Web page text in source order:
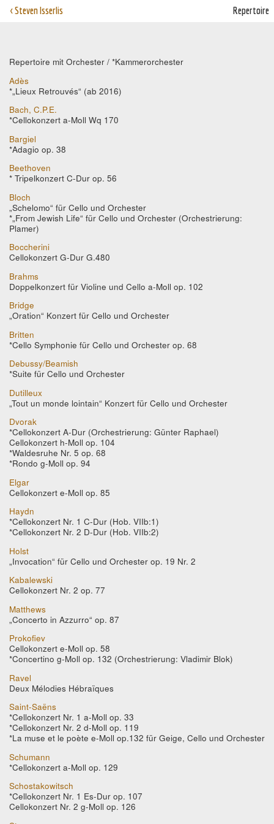
< Steven Isserlis Repertoire
Repertoire mit Orchester / *Kammerorchester
Adès
*„Lieux Retrouvés“ (ab 2016)
Bach, C.P.E.
*Cellokonzert a-Moll Wq 170
Bargiel
*Adagio op. 38
Beethoven
* Tripelkonzert C-Dur op. 56
Bloch
„Schelomo“ für Cello und Orchester
*„From Jewish Life“ für Cello und Orchester (Orchestrierung:
Plamer)
Boccherini
Cellokonzert G-Dur G.480
Brahms
Doppelkonzert für Violine und Cello a-Moll op. 102
Bridge
„Oration“ Konzert für Cello und Orchester
Britten
*Cello Symphonie für Cello und Orchester op. 68
Debussy/Beamish
*Suite für Cello und Orchester
Dutilleux
„Tout un monde lointain“ Konzert für Cello und Orchester
Dvorak
*Cellokonzert A-Dur (Orchestrierung: Günter Raphael)
Cellokonzert h-Moll op. 104
*Waldesruhe Nr. 5 op. 68
*Rondo g-Moll op. 94
Elgar
Cellokonzert e-Moll op. 85
Haydn
*Cellokonzert Nr. 1 C-Dur (Hob. VIIb:1)
*Cellokonzert Nr. 2 D-Dur (Hob. VIIb:2)
Holst
„Invocation“ für Cello und Orchester op. 19 Nr. 2
Kabalewski
Cellokonzert Nr. 2 op. 77
Matthews
„Concerto in Azzurro“ op. 87
Prokofiev
Cellokonzert e-Moll op. 58
*Concertino g-Moll op. 132 (Orchestrierung: Vladimir Blok)
Ravel
Deux Mélodies Hébraïques
Saint-Saëns
*Cellokonzert Nr. 1 a-Moll op. 33
*Cellokonzert Nr. 2 d-Moll op. 119
*La muse et le poète e-Moll op.132 für Geige, Cello und Orchester
Schumann
*Cellokonzert a-Moll op. 129
Schostakowitsch
*Cellokonzert Nr. 1 Es-Dur op. 107
Cellokonzert Nr. 2 g-Moll op. 126